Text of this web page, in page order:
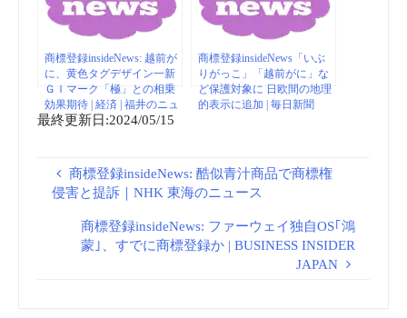
商標登録insideNews: 越前が
に、黄色タグデザイン一新
ＧＩマーク「極」との相乗
効果期待 | 経済 | 福井のニュ
ース | 福井新聞ONLINE
商標登録insideNews「いぶ
りがっこ」「越前がに」な
ど保護対象に 日欧間の地理
的表示に追加 | 毎日新聞
最終更新日:2024/05/15
商標登録insideNews: 酷似青汁商品で商標権
侵害と提訴｜NHK 東海のニュース
商標登録insideNews: ファーウェイ独自OS｢鴻
蒙｣、すでに商標登録か | BUSINESS INSIDER
JAPAN